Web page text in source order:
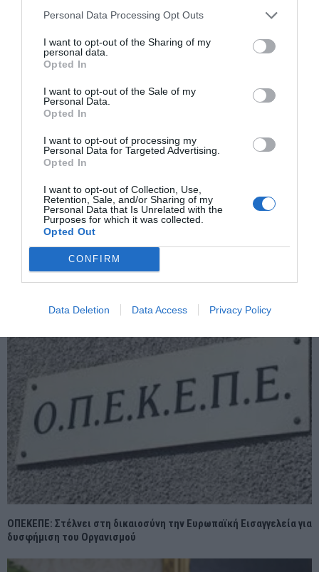
Personal Data Processing Opt Outs
I want to opt-out of the Sharing of my
personal data.
Opted In
I want to opt-out of the Sale of my
Personal Data.
Opted In
I want to opt-out of processing my
Personal Data for Targeted Advertising.
Opted In
I want to opt-out of Collection, Use,
Retention, Sale, and/or Sharing of my
Personal Data that Is Unrelated with the
Purposes for which it was collected.
Opted Out
CONFIRM
Data Deletion Data Access Privacy Policy
ΣΧΕΤΙΚΈΣ ΑΝΑΡΤΉΣΕΙΣ
Guardian – Reuters – FT: Οι «MAGA απεσταλμένοι» του Τραμπ και
η ευρωπαϊκή δυσπιστία
ΟΠΕΚΕΠΕ: Στέλνει στη δικαιοσύνη την Ευρωπαϊκή Εισαγγελεία για
δυσφήμιση του Οργανισμού